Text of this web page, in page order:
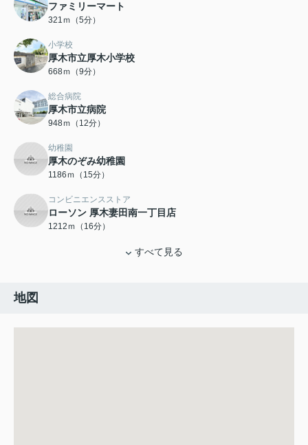
ファミリーマート
321ｍ（5分）
小学校
厚木市立厚木小学校
668ｍ（9分）
総合病院
厚木市立病院
948ｍ（12分）
幼稚園
厚木のぞみ幼稚園
1186ｍ（15分）
コンビニエンスストア
ローソン 厚木妻田南一丁目店
1212ｍ（16分）
すべて見る
地図